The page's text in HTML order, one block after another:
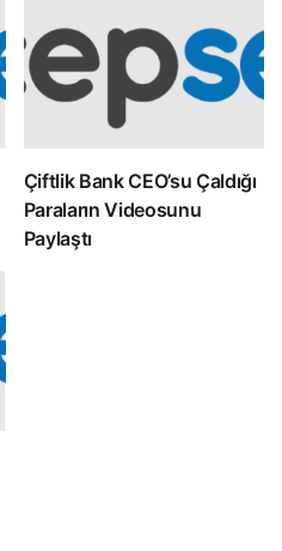
Çiftlik Bank CEO’su Çaldığı
Paraların Videosunu
Paylaştı